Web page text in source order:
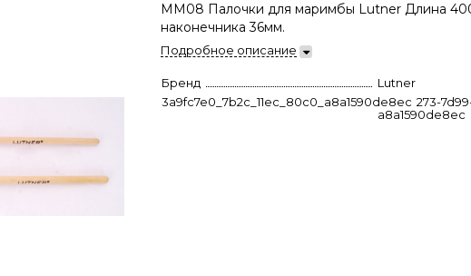
MM08 Палочки для маримбы Lutner Длина
наконечника 36мм.
Подробное описание
Бренд
Lutner
3a9fc7e0_7b2c_11ec_80c0_a8a1590de8ec
0b5d8273-
a8a1590de8ec